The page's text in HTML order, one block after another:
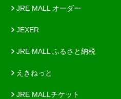
JRE MALL オーダー
JEXER
JRE MALL ふるさと納税
えきねっと
JRE MALLチケット